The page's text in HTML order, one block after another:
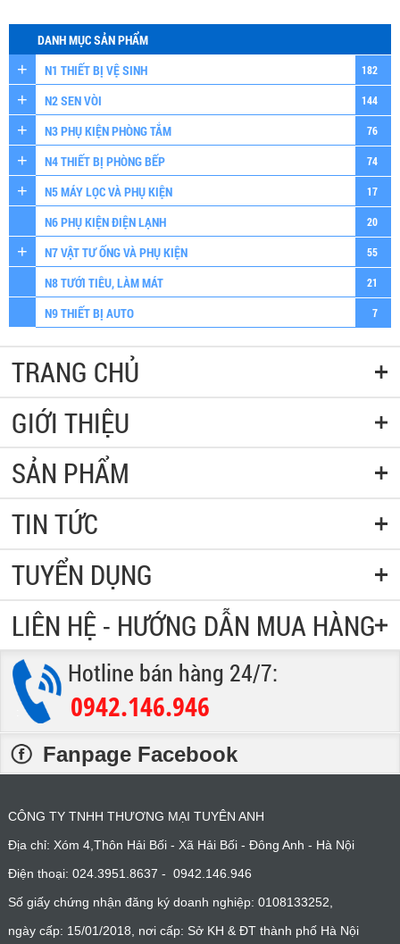
DANH MỤC SẢN PHẨM
N1 THIẾT BỊ VỆ SINH
182
N2 SEN VÒI 144
N3 PHỤ KIỆN PHÒNG TẮM 76
N4 THIẾT BỊ PHÒNG BẾP 74
N5 MÁY LỌC VÀ PHỤ KIỆN 17
N6 PHỤ KIỆN ĐIỆN LẠNH 20
N7 VẬT TƯ ỐNG VÀ PHỤ KIỆN 55
N8 TƯỚI TIÊU, LÀM MÁT 21
N9 THIẾT BỊ AUTO 7
TRANG CHỦ
GIỚI THIỆU
SẢN PHẨM
TIN TỨC
TUYỂN DỤNG
LIÊN HỆ - HƯỚNG DẪN MUA HÀNG
Hotline bán hàng 24/7:
0942.146.946
Fanpage Facebook
CÔNG TY TNHH THƯƠNG MẠI TUYÊN ANH
Địa chỉ: Xóm 4,Thôn Hải Bối - Xã Hải Bối - Đông Anh - Hà Nội
Điện thoại: 024.3951.8637 - 0942.146.946
Số giấy chứng nhận đăng ký doanh nghiệp: 0108133252,
ngày cấp: 15/01/2018, nơi cấp: Sở KH & ĐT thành phố Hà Nội